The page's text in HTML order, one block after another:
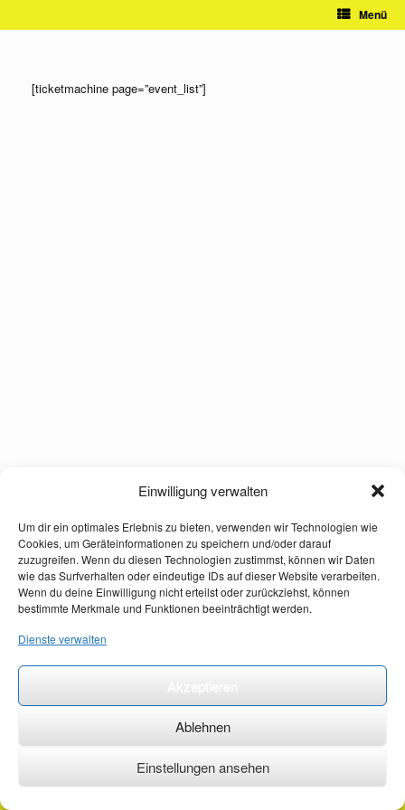
Einwilligung verwalten
Um dir ein optimales Erlebnis zu bieten, verwenden wir Technologien wie
Cookies, um Geräteinformationen zu speichern und/oder darauf
zuzugreifen. Wenn du diesen Technologien zustimmst, können wir Daten
wie das Surfverhalten oder eindeutige IDs auf dieser Website verarbeiten.
Wenn du deine Einwilligung nicht erteilst oder zurückziehst, können
bestimmte Merkmale und Funktionen beeinträchtigt werden.
Dienste verwalten
Ablehnen
Einstellungen ansehen
Menü
[ticketmachine page=”event_list”]
©2026 ·erstehilfekurs-mauch.de ·AGB ·Datenschutzerklärung ·Impressum ·